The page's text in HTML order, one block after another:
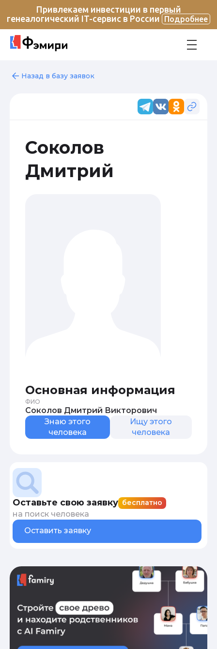
Привлекаем инвестиции в первый
генеалогический IT-сервис в России
Подробнее
Назад в базу заявок
Соколов
Дмитрий
Основная информация
ФИО
Соколов Дмитрий Викторович
Знаю этого
человека
Ищу этого
человека
Оставьте свою заявку бесплатно
на поиск человека
Оставить заявку